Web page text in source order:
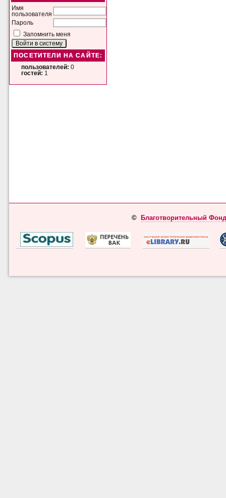
Имя
пользователя
Пароль
Запомнить меня
ПОСЕТИТЕЛИ НА САЙТЕ:
пользователей: 0
гостей: 1
© Благотворительный